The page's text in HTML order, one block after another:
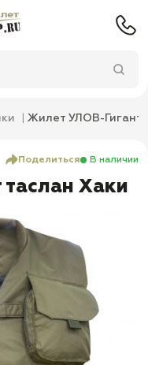
Жилет УЛОВ-Гигант
Поделиться В наличии
Хаки